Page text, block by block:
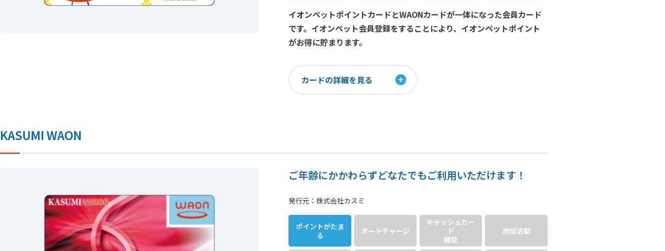
イオンペットポイントカードとWAONカードが一体になった会員カード
です。イオンペット会員登録をすることにより、イオンペットポイント
がお得に貯まります。
カードの詳細を見る
KASUMI WAON
ご年齢にかかわらずどなたでもご利用いただけます！
発行元：株式会社カスミ
ポイントがたま
る
オートチャージ
キャッシュカー
ド
機能
地域活動